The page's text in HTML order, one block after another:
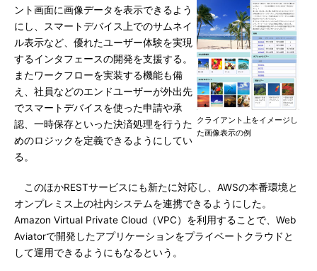
クライアント上をイメージし
た画像表示の例
ント画面に画像データを表示できるよう
にし、スマートデバイス上でのサムネイ
ル表示など、優れたユーザー体験を実現
するインタフェースの開発を支援する。
またワークフローを実装する機能も備
え、社員などのエンドユーザーが外出先
でスマートデバイスを使った申請や承
認、一時保存といった決済処理を行うた
めのロジックを定義できるようにしてい
る。
このほかRESTサービスにも新たに対応し、AWSの本番環境と
オンプレミス上の社内システムを連携できるようにした。
Amazon Virtual Private Cloud（VPC）を利用することで、Web
Aviatorで開発したアプリケーションをプライベートクラウドと
して運用できるようにもなるという。